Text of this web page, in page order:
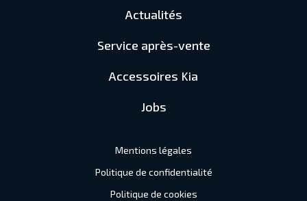
Actualités
Service après-vente
Accessoires Kia
Jobs
Mentions légales
Politique de confidentialité
Politique de cookies